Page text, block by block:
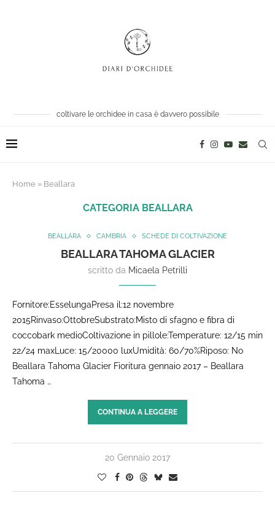
coltivare le orchidee in casa è davvero possibile
Home » Beallara
CATEGORIA BEALLARA
BEALLARA CAMBRIA SCHEDE DI COLTIVAZIONE
BEALLARA TAHOMA GLACIER
scritto da Micaela Petrilli
Fornitore:EsselungaPresa il:12 novembre
2015Rinvaso:OttobreSubstrato:Misto di sfagno e fibra di
coccobark medioColtivazione in pillole:Temperature: 12/15 min
22/24 maxLuce: 15/20000 luxUmidità: 60/70%Riposo: No
Beallara Tahoma Glacier Fioritura gennaio 2017 – Beallara
Tahoma …
CONTINUA A LEGGERE
20 Gennaio 2017